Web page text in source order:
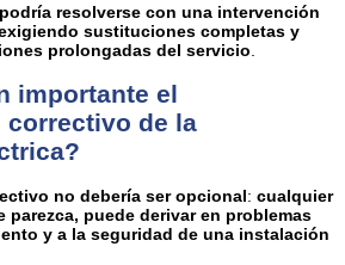
podría resolverse con una intervención
sustituciones completas y
prolongadas del servicio
importante el
correctivo de la
no debería ser opcional: cualquier
parezca, puede derivar en problemas
y a la seguridad de una instalación